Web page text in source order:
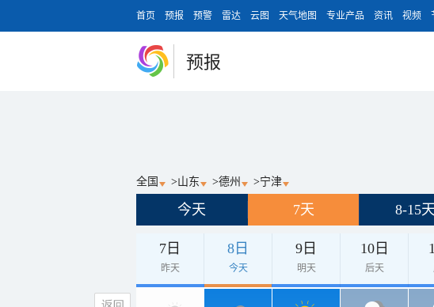
首页 预报 预警 雷达 云图 天气地图 专业产品 资讯 视频
预报
全国 >山东 >德州 >宁津
今天 7天 8-15天
7日
昨天
8日
今天
9日
明天
10日
后天